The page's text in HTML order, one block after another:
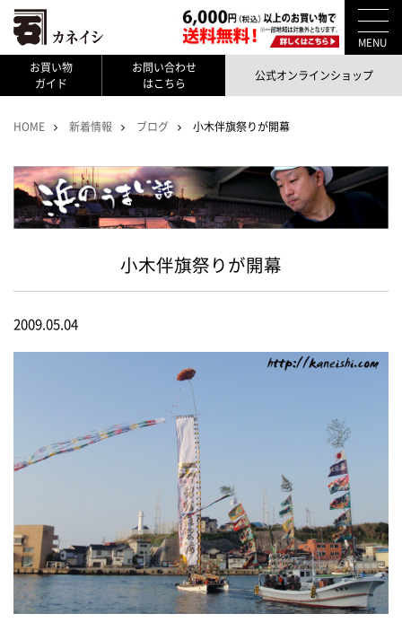
MENU
お買い物
ガイド
お問い合わせ
はこちら
公式オンラインショップ
HOME 新着情報 ブログ 小木伴旗祭りが開幕
小木伴旗祭りが開幕
2009.05.04